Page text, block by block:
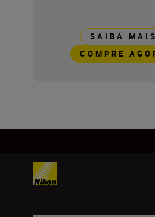
SAIBA MAIS
COMPRE